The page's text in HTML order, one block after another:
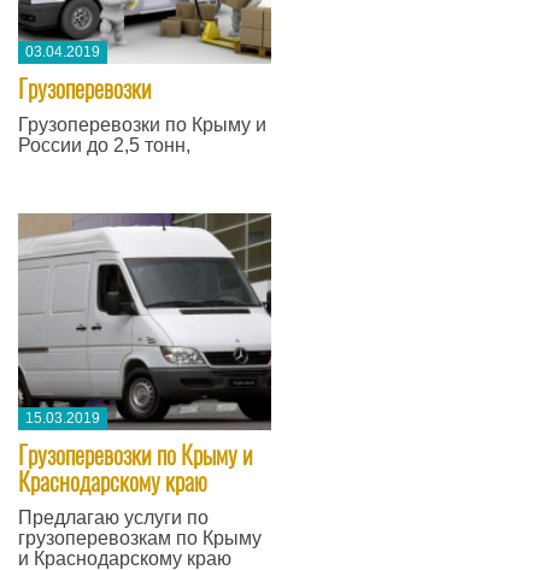
03.04.2019
Грузоперевозки
Грузоперевозки по Крыму и
России до 2,5 тонн,
15.03.2019
Грузоперевозки по Крыму и
Краснодарскому краю
Предлагаю услуги по
грузоперевозкам по Крыму
и Краснодарскому краю